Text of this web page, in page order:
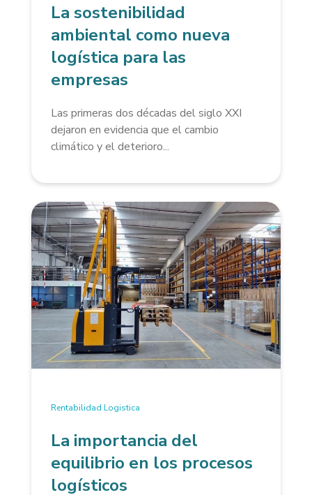
La sostenibilidad
ambiental como nueva
logística para las
empresas
Las primeras dos décadas del siglo XXI
dejaron en evidencia que el cambio
climático y el deterioro...
Rentabilidad Logistica
La importancia del
equilibrio en los procesos
logísticos